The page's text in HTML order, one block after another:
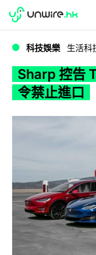
WWDC 2026
科技娛樂 生活科
Sharp 控告
令禁止進口